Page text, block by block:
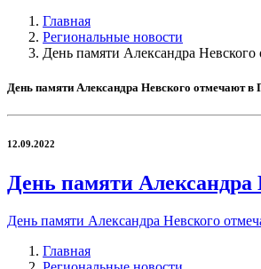
Главная
Региональные новости
День памяти Александра
День памяти Александра Невского отмечают в
12.09.2022
День памяти Александра
День памяти Александра Невского
Главная